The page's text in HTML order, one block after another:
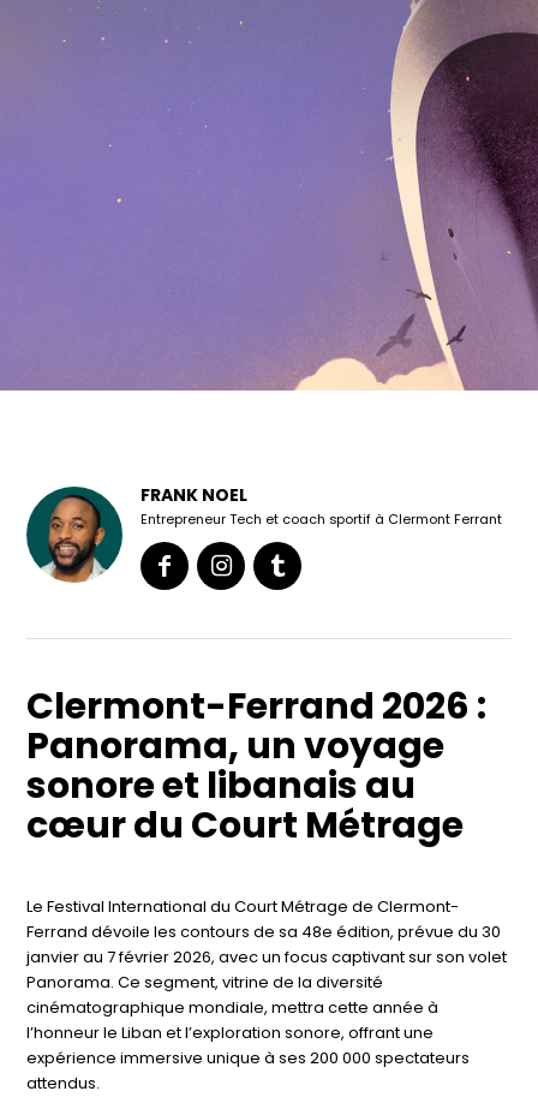
FRANK NOEL
Entrepreneur Tech et coach sportif à Clermont Ferrant
Clermont-Ferrand 2026 :
Panorama, un voyage
sonore et libanais au
cœur du Court Métrage
Le Festival International du Court Métrage de Clermont-
Ferrand dévoile les contours de sa 48e édition, prévue du 30
janvier au 7 février 2026, avec un focus captivant sur son volet
Panorama. Ce segment, vitrine de la diversité
cinématographique mondiale, mettra cette année à
l’honneur le Liban et l’exploration sonore, offrant une
expérience immersive unique à ses 200 000 spectateurs
attendus.